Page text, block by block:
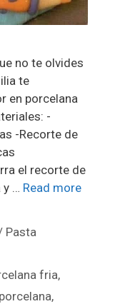
no te olvides
te
en porcelana
-
-Recorte de
el recorte de
y … Read more
Pasta
fria,
,